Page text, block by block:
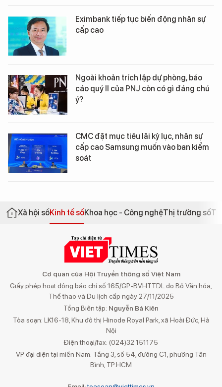
Eximbank tiếp tục biến động nhân sự
cấp cao
Ngoài khoản trích lập dự phòng, báo
cáo quý II của PNJ còn có gì đáng chú
ý?
CMC đặt mục tiêu lãi kỷ lục, nhân sự
cấp cao Samsung muốn vào ban kiểm
soát
Xã hội sốKinh tế sốKhoa học - Công nghệThị trường số
Cơ quan của Hội Truyền thông số Việt Nam
Giấy phép hoạt động báo chí số 165/GP-BVHTTDL do Bộ Văn hóa,
Thể thao và Du lịch cấp ngày 27/11/2025
Tổng Biên tập: Nguyễn Bá Kiên
Tòa soạn: LK16-18, Khu đô thị Hinode Royal Park, xã Hoài Đức, Hà
Nội
Điện thoại/fax: (024)32 151175
VP đại diện tại miền Nam: Tầng 3, số 54, đường C1, phường Tân
Bình, TP.HCM